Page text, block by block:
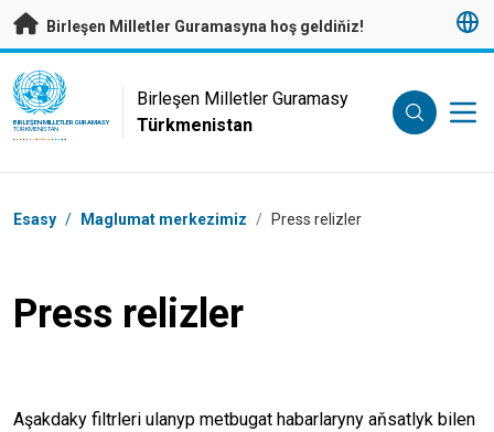
Esasy mazmunyna geçmek
Birleşen Milletler Guramasyna hoş geldiňiz!
UN Logo
BIRLEŞEN MILLETLER GURAMASY
TÜRKMENISTAN
Birleşen Milletler Guramasy
Türkmenistan
Nawigasiýa tertibi
Esasy / Maglumat merkezimiz / Press relizler
Press relizler
Aşakdaky filtrleri ulanyp metbugat habarlaryny aňsatlyk bilen